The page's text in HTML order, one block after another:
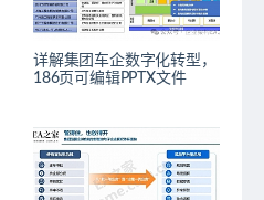
详解集团车企数字化转型，
186页可编辑PPTX文件